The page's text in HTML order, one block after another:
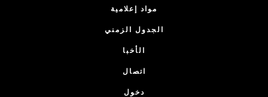
مواد إعلامية
الجدول الزمني
الأخبا
اتصال
دخول